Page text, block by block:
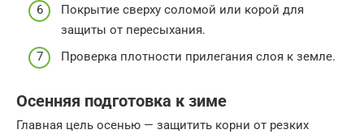
Покрытие сверху соломой или корой для
защиты от пересыхания.
Проверка плотности прилегания слоя к земле.
Осенняя подготовка к зиме
Главная цель осенью — защитить корни от резких